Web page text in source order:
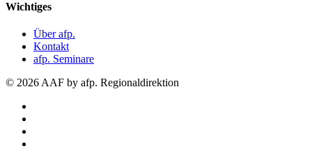
Wichtiges
Über afp.
Kontakt
afp. Seminare
© 2026 AAF by afp. Regionaldirektion